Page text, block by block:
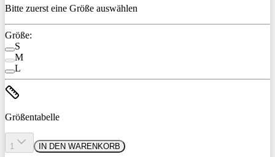
Bitte zuerst eine Größe auswählen
Größe:
S
M
L
Größentabelle
1 IN DEN WARENKORB